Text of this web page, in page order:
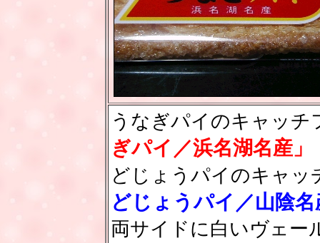
うなぎパイのキャッ
ぎパイ／浜名湖名産」
どじょうパイのキャ
どじょうパイ／山陰名
両サイドに白いヴェー